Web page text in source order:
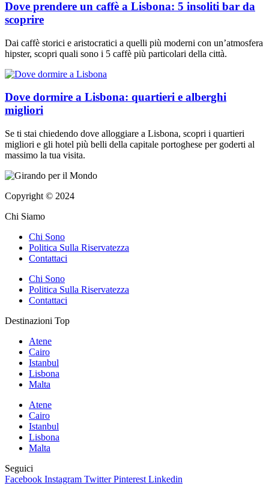
Dove prendere un caffè a Lisbona: 5 insoliti bar da
scoprire
Dai caffè storici e aristocratici a quelli più moderni con un’atmosfera
hipster, scopri quali sono i 5 caffè più particolari della città.
Dove dormire a Lisbona: quartieri e alberghi
migliori
Se ti stai chiedendo dove alloggiare a Lisbona, scopri i quartieri
migliori e gli hotel più belli della capitale portoghese per goderti al
massimo la tua visita.
Copyright © 2024
Chi Siamo
Chi Sono
Politica Sulla Riservatezza
Contattaci
Chi Sono
Politica Sulla Riservatezza
Contattaci
Destinazioni Top
Atene
Cairo
Istanbul
Lisbona
Malta
Atene
Cairo
Istanbul
Lisbona
Malta
Seguici
Facebook Instagram Twitter Pinterest Linkedin